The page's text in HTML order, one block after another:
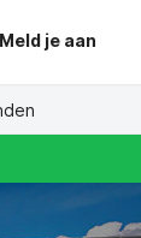
je aan